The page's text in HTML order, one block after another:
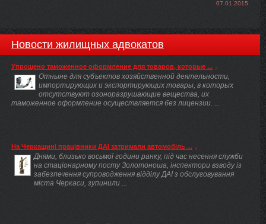
07.01.2015
Новости жилищных адвокатов
Упрощено таможенное оформление для товаров, которые ...
Отныне для субъектов хозяйственной деятельности,
импортирующих и экспортирующих товары, в которых
отсутствуют озоноразрушающие вещества, их
таможенное оформление осуществляется без лицензии. ...
На Черкащині працівники ДАІ затримали автомобіль ...
Днями, близько восьмої години ранку, під час несення служби
на стаціонарному посту Золотоноша, інспектори взводу із
забезпечення супроводження відділу ДАІ з обслуговування
міста Черкаси, зупинили ...